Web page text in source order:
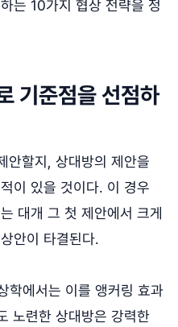
는 10가지 협상 전략을 정
기준점을 선점하
안할지, 상대방의 제안을
이 있을 것이다. 이 경우
대개 그 첫 제안에서 크게
안이 타결된다.
학에서는 이를 앵커링 효과
노련한 상대방은 강력한